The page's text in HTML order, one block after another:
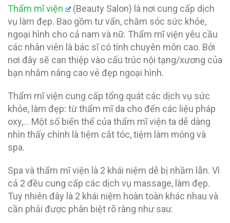
Thẩm mĩ viện
(Beauty Salon) là nơi cung cấp dịch
vụ làm đẹp. Bao gồm tư vấn, chăm sóc sức khỏe,
ngoại hình cho cả nam và nữ. Thẩm mĩ viện yêu cầu
các nhân viên là bác sĩ có tính chuyên môn cao. Bởi
nơi đây sẽ can thiệp vào cấu trúc nội tạng/xương của
bạn nhằm nâng cao vẻ đẹp ngoại hình.
Thẩm mĩ viện cung cấp tổng quát các dịch vụ sức
khỏe, làm đẹp: từ thẩm mĩ da cho đến các liệu pháp
oxy,… Một số biến thể của thẩm mĩ viện ta dễ dàng
nhìn thấy chính là tiệm cắt tóc, tiệm làm móng và
spa.
Spa và thẩm mĩ viện là 2 khái niệm dễ bị nhầm lẫn. Vì
cả 2 đều cung cấp các dịch vụ massage, làm đẹp.
Tuy nhiên đây là 2 khái niệm hoàn toàn khác nhau và
cần phải được phân biệt rõ ràng như sau: